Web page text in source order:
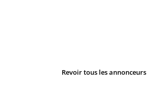
Revoir tous les annonceurs